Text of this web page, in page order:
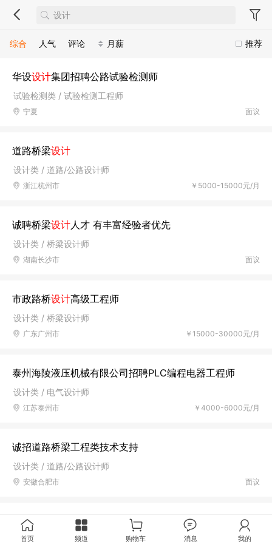
推荐
综合 人气 评论 月薪
华设设计集团招聘公路试验检测师
试验检测类 / 试验检测工程师
面议
宁夏
道路桥梁设计
设计类 / 道路/公路设计师
￥5000-15000元/月
浙江杭州市
诚聘桥梁设计人才 有丰富经验者优先
设计类 / 桥梁设计师
面议
湖南长沙市
市政路桥设计高级工程师
设计类 / 桥梁设计师
￥15000-30000元/月
广东广州市
泰州海陵液压机械有限公司招聘PLC编程电器工程师
设计类 / 电气设计师
￥4000-6000元/月
江苏泰州市
诚招道路桥梁工程类技术支持
设计类 / 道路/公路设计师
面议
安徽合肥市
首页 频道 购物车 消息 我的